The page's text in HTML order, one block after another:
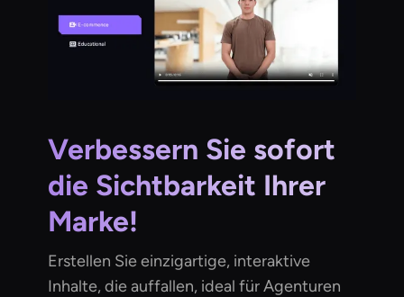
Verbessern Sie sofort
die Sichtbarkeit Ihrer
Marke!
Erstellen Sie einzigartige, interaktive
Inhalte, die auffallen, ideal für Agenturen